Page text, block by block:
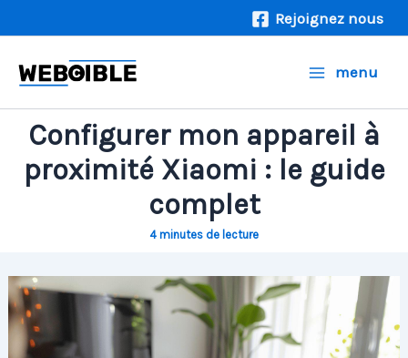
au
Rejoignez nous
menu
Configurer mon appareil à
proximité Xiaomi : le guide
complet
4 minutes de lecture